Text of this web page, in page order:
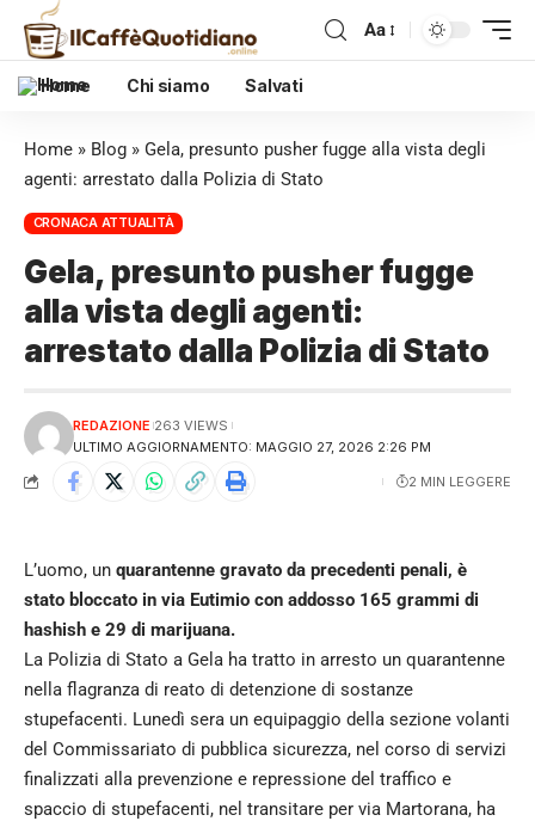
Aa
Home Chi siamo Salvati
Home » Blog » Gela, presunto pusher fugge alla vista degli
agenti: arrestato dalla Polizia di Stato
CRONACA ATTUALITÀ
Gela, presunto pusher fugge
alla vista degli agenti:
arrestato dalla Polizia di Stato
ULTIMO AGGIORNAMENTO: MAGGIO 27, 2026 2:26 PM
REDAZIONE 263 VIEWS
2 MIN LEGGERE
L’uomo, un quarantenne gravato da precedenti penali, è
stato bloccato in via Eutimio con addosso 165 grammi di
hashish e 29 di marijuana.
La Polizia di Stato a Gela ha tratto in arresto un quarantenne
nella flagranza di reato di detenzione di sostanze
stupefacenti. Lunedì sera un equipaggio della sezione volanti
del Commissariato di pubblica sicurezza, nel corso di servizi
finalizzati alla prevenzione e repressione del traffico e
spaccio di stupefacenti, nel transitare per via Martorana, ha